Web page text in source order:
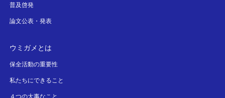
普及啓発
論文公表・発表
ウミガメとは
保全活動の重要性
私たちにできること
４つの大事なこと